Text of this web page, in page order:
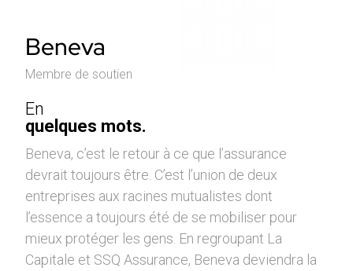
Beneva
Membre de soutien
En
quelques mots.
Beneva, c’est le retour à ce que l’assurance
devrait toujours être. C’est l’union de deux
entreprises aux racines mutualistes dont
l’essence a toujours été de se mobiliser pour
mieux protéger les gens. En regroupant La
Capitale et SSQ Assurance, Beneva deviendra la